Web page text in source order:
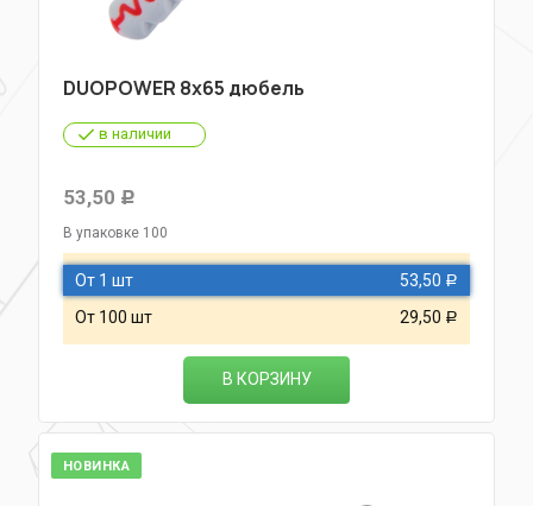
DUOPOWER 8х65 дюбель
в наличии
53,50 Р
В упаковке 100
От 1 шт 53,50 Р
От 100 шт 29,50 Р
В КОРЗИНУ
НОВИНКА